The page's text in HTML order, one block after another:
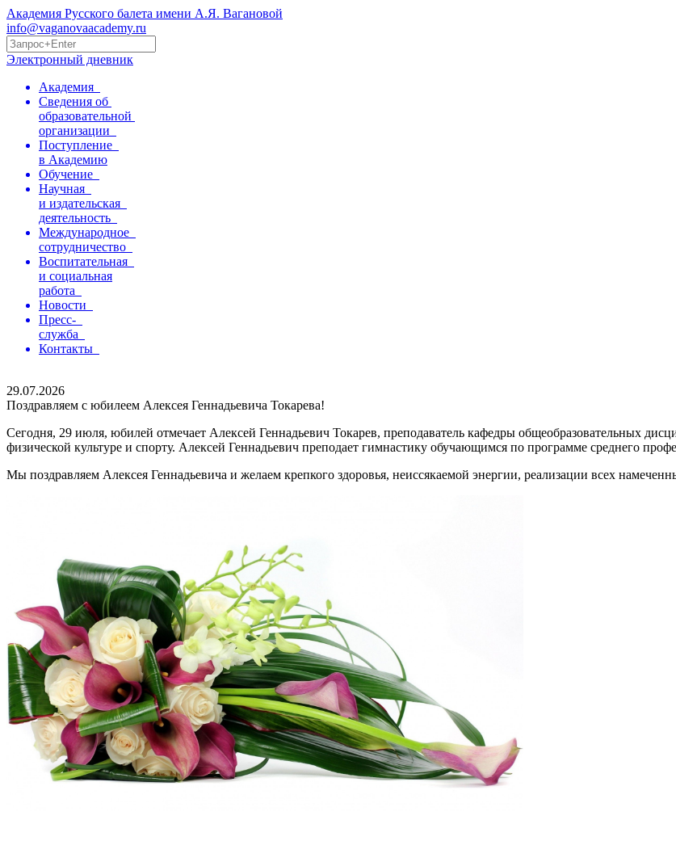
Академия Русского балета имени А.Я. Вагановой
info@vaganovaacademy.ru
Электронный дневник
Академия
Сведения об
образовательной
организации
Поступление
в Академию
Обучение
Научная
и издательская
деятельность
Международное
сотрудничество
Воспитательная
и социальная
работа
Новости
Пресс-
служба
Контакты
29.07.2026
Поздравляем с юбилеем Алексея Геннадьевича Токарева!
Сегодня, 29 июля, юбилей отмечает Алексей Геннадьевич Токарев, преподаватель кафедры общеобразовательных
физической культуре и спорту. Алексей Геннадьевич преподает гимнастику обучающимся по программе среднего
Мы поздравляем Алексея Геннадьевича и желаем крепкого здоровья, неиссякаемой энергии, реализации всех